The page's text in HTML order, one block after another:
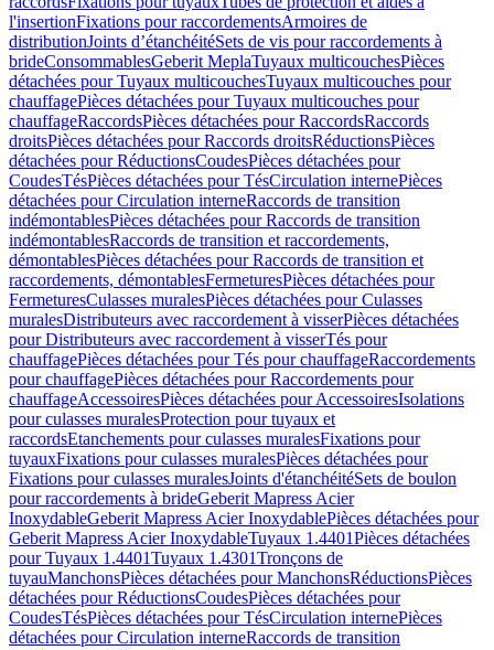
l'insertionFixations pour raccordementsArmoires de
distributionJoints d’étanchéitéSets de vis pour raccordements à
brideConsommablesGeberit MeplaTuyaux multicouchesPièces
détachées pour Tuyaux multicouchesTuyaux multicouches pour
chauffagePièces détachées pour Tuyaux multicouches pour
chauffageRaccordsPièces détachées pour RaccordsRaccords
droitsPièces détachées pour Raccords droitsRéductionsPièces
détachées pour RéductionsCoudesPièces détachées pour
CoudesTésPièces détachées pour TésCirculation internePièces
détachées pour Circulation interneRaccords de transition
indémontablesPièces détachées pour Raccords de transition
indémontablesRaccords de transition et raccordements,
démontablesPièces détachées pour Raccords de transition et
raccordements, démontablesFermeturesPièces détachées pour
FermeturesCulasses muralesPièces détachées pour Culasses
muralesDistributeurs avec raccordement à visserPièces détachées
pour Distributeurs avec raccordement à visserTés pour
chauffagePièces détachées pour Tés pour chauffageRaccordements
pour chauffagePièces détachées pour Raccordements pour
chauffageAccessoiresPièces détachées pour AccessoiresIsolations
pour culasses muralesProtection pour tuyaux et
raccordsEtanchements pour culasses muralesFixations pour
tuyauxFixations pour culasses muralesPièces détachées pour
Fixations pour culasses muralesJoints d'étanchéitéSets de boulon
pour raccordements à brideGeberit Mapress Acier
InoxydableGeberit Mapress Acier InoxydablePièces détachées pour
Geberit Mapress Acier InoxydableTuyaux 1.4401Pièces détachées
pour Tuyaux 1.4401Tuyaux 1.4301Tronçons de
tuyauManchonsPièces détachées pour ManchonsRéductionsPièces
détachées pour RéductionsCoudesPièces détachées pour
CoudesTésPièces détachées pour TésCirculation internePièces
détachées pour Circulation interneRaccords de transition